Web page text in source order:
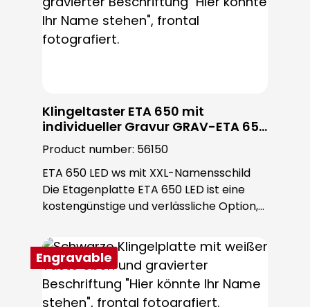
Klingeltaster ETA 650 mit
individueller Gravur GRAV-ETA 650
LEDws
Product number: 56150
ETA 650 LED ws mit XXL-Namensschild
Die Etagenplatte ETA 650 LED ist eine
kostengünstige und verlässliche Option,
starken ersten Eindruck zu schaffen.
Diese Etagenplatte mit Klingeltaster
zeichnet sich durch ihre moderne
Eleganz und ihre beeindruckende
Engravable